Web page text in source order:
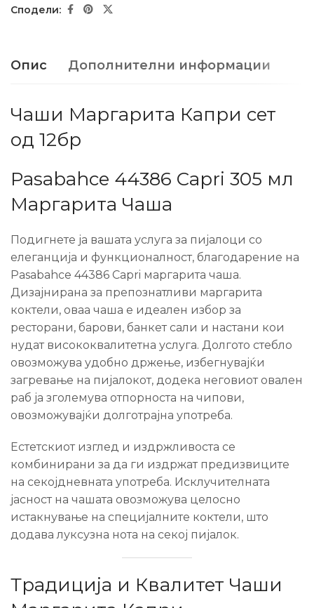
Опис Дополнителни информации
Чаши Маргарита Капри сет
од 12бр
Pasabahce 44386 Capri 305 мл
Маргарита Чаша
Подигнете ја вашата услуга за пијалоци со
елеганција и функционалност, благодарение на
Pasabahce 44386 Capri маргарита чаша.
Дизајнирана за препознатливи маргарита
коктели, оваа чаша е идеален избор за
ресторани, барови, банкет сали и настани кои
нудат висококвалитетна услуга. Долгото стебло
овозможува удобно држење, избегнувајќи
загревање на пијалокот, додека неговиот овален
раб ја зголемува отпорноста на чипови,
овозможувајќи долготрајна употреба.
Естетскиот изглед и издржливоста се
комбинирани за да ги издржат предизвиците
на секојдневната употреба. Исклучителната
јасност на чашата овозможува целосно
истакнување на специјалните коктели, што
додава луксузна нота на секој пијалок.
Традиција и Квалитет Чаши